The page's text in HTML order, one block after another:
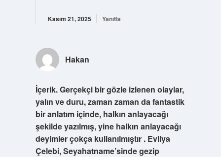
Kasım 21, 2025 Yanıtla
Hakan
İçerik. Gerçekçi bir gözle izlenen olaylar,
yalın ve duru, zaman zaman da fantastik
bir anlatım içinde, halkın anlayacağı
şekilde yazılmış, yine halkın anlayacağı
deyimler çokça kullanılmıştır . Evliya
Çelebi, Seyahatname’sinde gezip